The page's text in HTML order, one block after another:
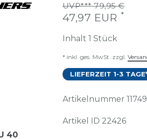
UVP*** 79,95 €
47,97 EUR *
Inhalt 1 Stück
* inkl. ges. MwSt. zzgl.
LIEFERZEIT 1-3
Artikelnummer
Artikel ID 22426
40